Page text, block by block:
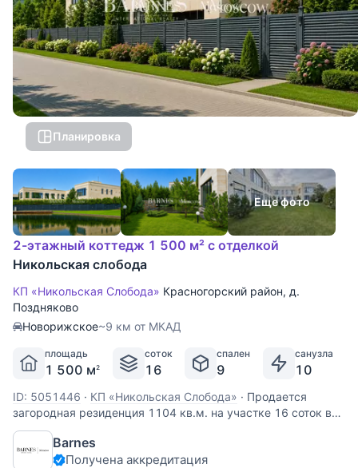
Планировка
Еще фото
2-этажный коттедж 1 500 м² с отделкой
Никольская слобода
КП «Никольская Слобода» Красногорский район, д.
Поздняково
Новорижское~9 км от МКАД
площадь
1 500 м2
соток
16
спален
9
санузла
10
ID: 5051446 · КП «Никольская Слобода» · Продается
загородная резиденция 1104 кв.м. на участке 16 соток в
КП Никольская слобода. 9 км. от МКАД по Новорижскому
шоссе.Дом у озера, первая линия. В доме: лифт, 9 спален,
3 дровяных камина и 1 биокамин, эксплуатируемая
Barnes
Получена аккредитация